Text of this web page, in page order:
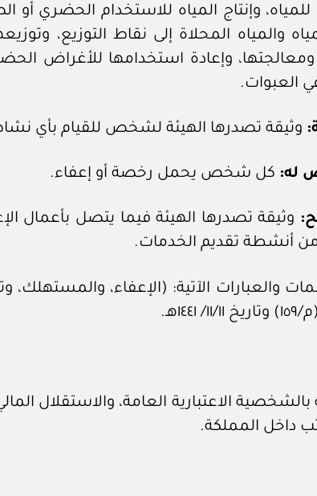
وإنتاج المياه للاستخدام الحضري أو
والمياه المحلاة إلى نقاط التوزيع،
ومعالجتها، وإعادة استخدامها للأغراض
العبوات.
وثيقة تصدرها الهيئة لشخص للقيام بأي
له: كل شخص يحمل رخصة أو إعفاء.
وثيقة تصدرها الهيئة فيما يتصل بأعمال
أنشطة تقديم الخدمات.
والعبارات الآتية: (الإعفاء، والمستهلك،
بالشخصية الاعتبارية العامة، والاستقلال
داخل المملكة.